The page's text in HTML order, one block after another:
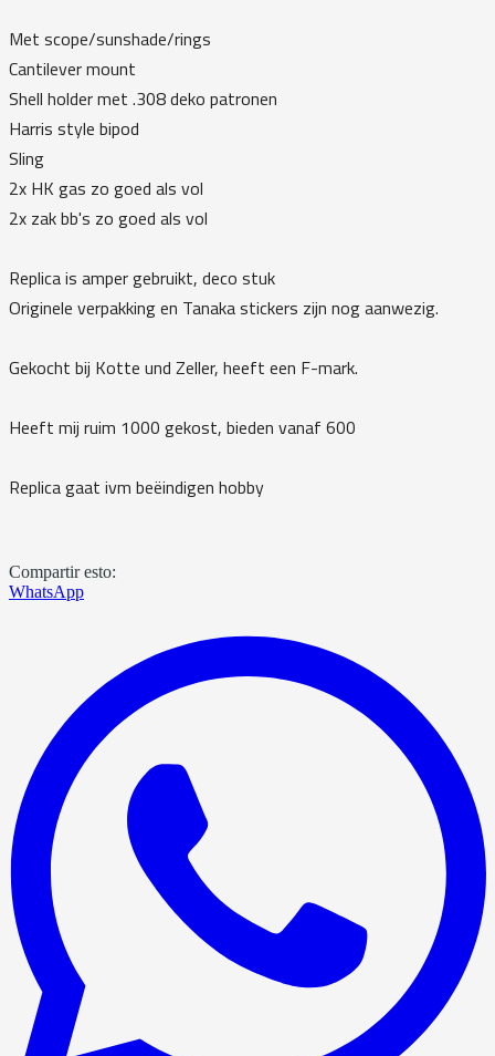
Met scope/sunshade/rings
Cantilever mount
Shell holder met .308 deko patronen
Harris style bipod
Sling
2x HK gas zo goed als vol
2x zak bb's zo goed als vol
Replica is amper gebruikt, deco stuk
Originele verpakking en Tanaka stickers zijn nog aanwezig.
Gekocht bij Kotte und Zeller, heeft een F-mark.
Heeft mij ruim 1000 gekost, bieden vanaf 600
Replica gaat ivm beëindigen hobby
Compartir esto:
WhatsApp